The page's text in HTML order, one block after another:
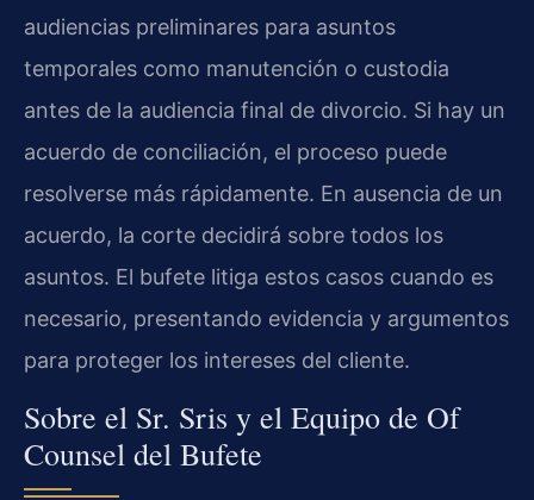
audiencias preliminares para asuntos
temporales como manutención o custodia
antes de la audiencia final de divorcio. Si hay un
acuerdo de conciliación, el proceso puede
resolverse más rápidamente. En ausencia de un
acuerdo, la corte decidirá sobre todos los
asuntos. El bufete litiga estos casos cuando es
necesario, presentando evidencia y argumentos
para proteger los intereses del cliente.
Sobre el Sr. Sris y el Equipo de Of
Counsel del Bufete